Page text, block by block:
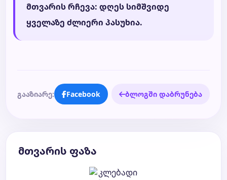
მთვარის რჩევა: დღეს სიმშვიდე
ყველაზე ძლიერი პასუხია.
გააზიარე: Facebook ბლოგში დაბრუნება
მთვარის ფაზა